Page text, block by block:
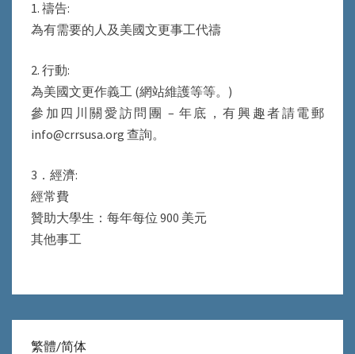
1. 禱告:
為有需要的人及美國文更事工代禱
2. 行動:
為美國文更作義工 (網站維護等等。)
參加四川關愛訪問團 – 年底，有興趣者請電郵
info@crrsusa.org 查詢。
3．經濟:
經常費
贊助大學生：每年每位 900 美元
其他事工
繁體/简体